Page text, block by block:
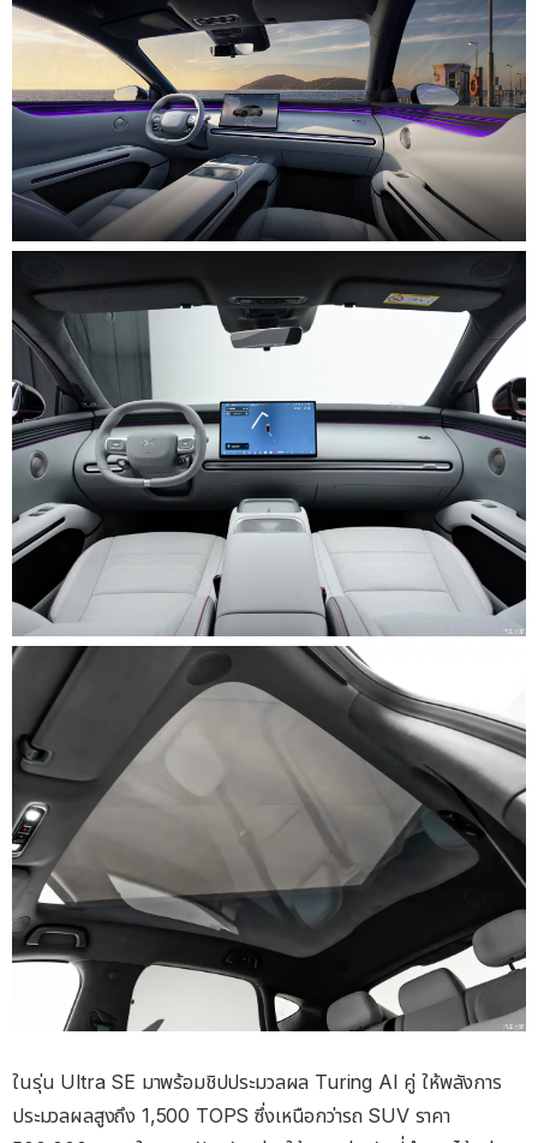
ในรุ่น Ultra SE มาพร้อมชิปประมวลผล Turing AI คู่ ให้พลังการ
ประมวลผลสูงถึง 1,500 TOPS ซึ่งเหนือกว่ารถ SUV ราคา